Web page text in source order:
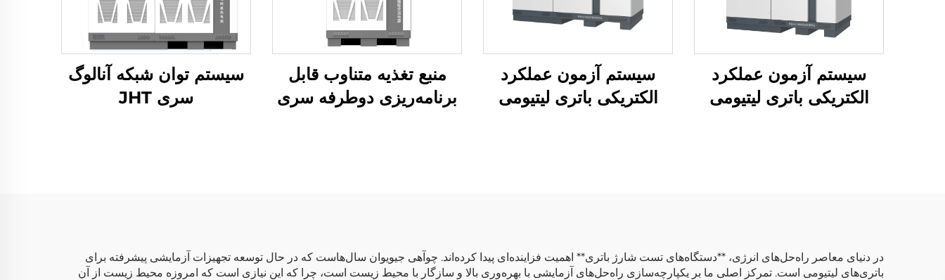
سیستم آزمون عملکرد
الکتریکی باتری لیتیومی
سیستم آزمون عملکرد
الکتریکی باتری لیتیومی
منبع تغذیه متناوب قابل
برنامه‌ریزی دوطرفه سری
سیستم توان شبکه آنالوگ
سری JHT
در دنیای معاصر راه‌حل‌های انرژی، **دستگاه‌های تست شارژ باتری** اهمیت فزاینده‌ای پیدا کرده‌اند. چوآهی جیویوان سال‌هاست که در حال توسعه تجهیزات آزمایشی پیشرفته برای
باتری‌های لیتیومی است. تمرکز اصلی ما بر یکپارچه‌سازی راه‌حل‌های آزمایشی با بهره‌وری بالا و سازگار با محیط زیست است، چرا که این نیازی است که امروزه محیط زیست از آن